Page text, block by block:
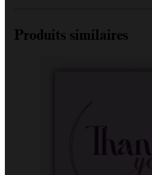
Produits similaires